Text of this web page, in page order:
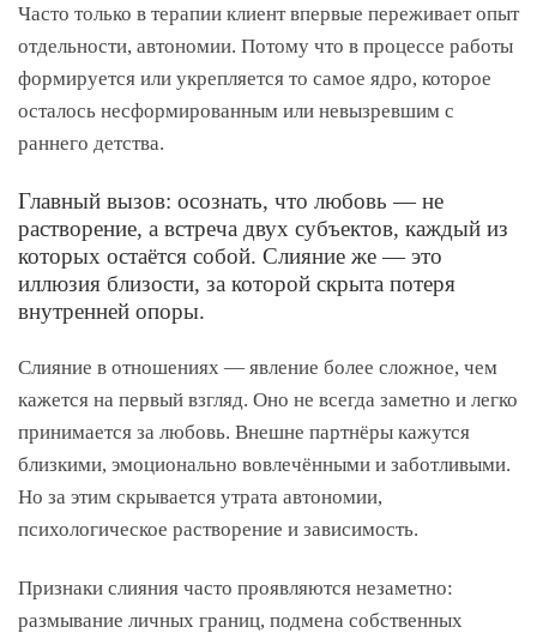
Часто только в терапии клиент впервые переживает опыт
отдельности, автономии. Потому что в процессе работы
формируется или укрепляется то самое ядро, которое
осталось несформированным или невызревшим с
раннего детства.
Главный вызов: осознать, что любовь — не
растворение, а встреча двух субъектов, каждый из
которых остаётся собой. Слияние же — это
иллюзия близости, за которой скрыта потеря
внутренней опоры.
Слияние в отношениях — явление более сложное, чем
кажется на первый взгляд. Оно не всегда заметно и легко
принимается за любовь. Внешне партнёры кажутся
близкими, эмоционально вовлечёнными и заботливыми.
Но за этим скрывается утрата автономии,
психологическое растворение и зависимость.
Признаки слияния часто проявляются незаметно:
размывание личных границ, подмена собственных